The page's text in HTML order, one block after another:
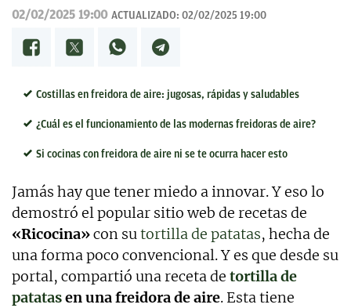
aplicada, tecnología y fenómenos sociales, con un enfoque
divulgativo y orientado a explicar al lector cómo los grandes
temas de hoy impactan en su vida cotidiana.
02/02/2025 19:00 ACTUALIZADO: 02/02/2025 19:00
Costillas en freidora de aire: jugosas, rápidas y saludables
¿Cuál es el funcionamiento de las modernas freidoras de aire?
Si cocinas con freidora de aire ni se te ocurra hacer esto
Jamás hay que tener miedo a innovar. Y eso lo
demostró el popular sitio web de recetas de
«Ricocina»con sutortilla de patatas, hecha de
una forma poco convencional. Y es que desde su
portal, compartió una receta de tortilla de
patatasen una freidora de aire. Esta tiene